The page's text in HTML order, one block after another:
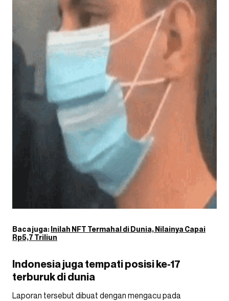
Baca juga:Inilah NFT Termahal di Dunia, Nilainya Capai
Rp5,7 Triliun
Indonesia juga tempati posisi ke-17
terburuk di dunia
Laporan tersebut dibuat dengan mengacu pada